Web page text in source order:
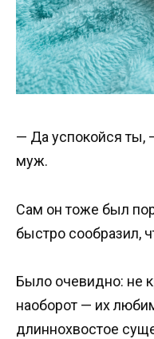
— Да успокойся ты,
муж.
Сам он тоже был
быстро сообразил,
Было очевидно: не
наоборот — их
длиннохвостое